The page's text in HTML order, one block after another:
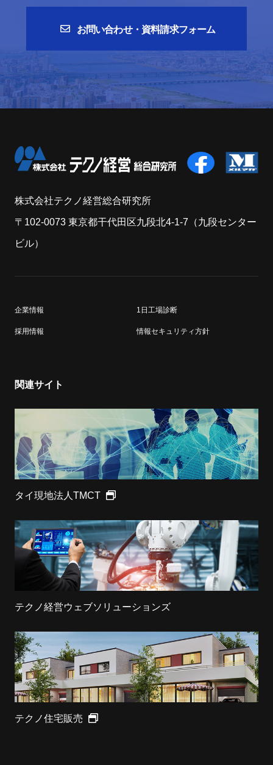
お問い合わせ・資料請求フォーム
株式会社テクノ経営総合研究所
〒102-0073 東京都干代田区九段北4-1-7（九段センター
ビル）
企業情報 1日工場診断
採用情報 情報セキュリティ方針
関連サイト
タイ現地法人TMCT
テクノ経営ウェブソリューションズ
テクノ住宅販売